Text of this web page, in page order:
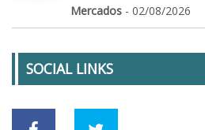
Mercados - 02/08/2026
SOCIAL LINKS